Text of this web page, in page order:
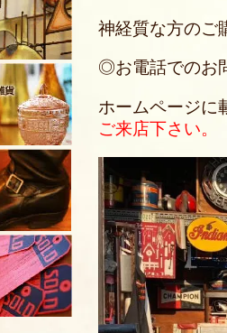
神経質な方のご
◎お電話でのお
ホームページに
ご来店下さい。